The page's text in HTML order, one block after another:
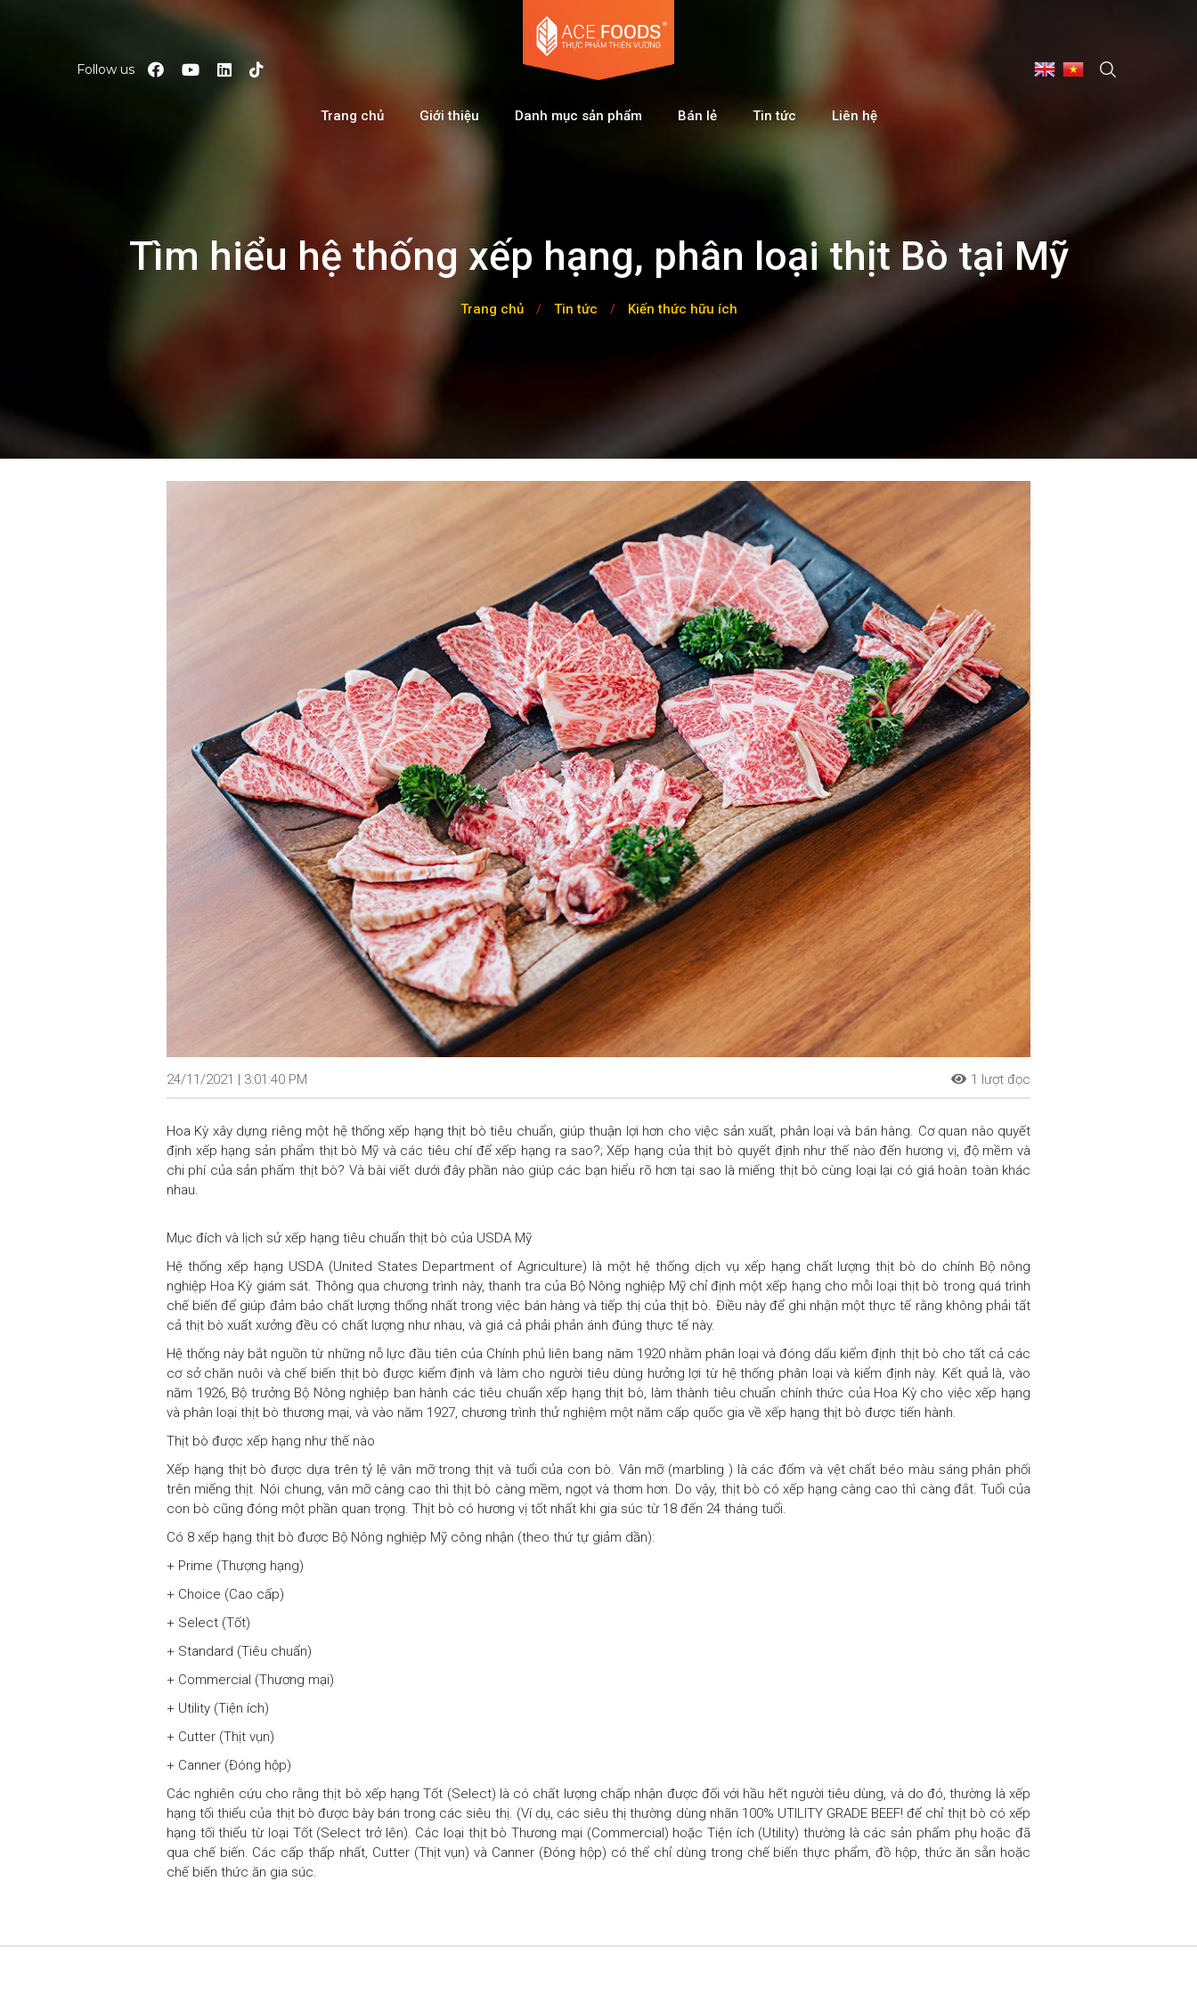
Follow us
Trang chủ Giới thiệu Danh mục sản phẩm Bán lẻ Tin tức Liên hệ
Tìm hiểu hệ thống xếp hạng, phân loại thịt Bò tại Mỹ
Trang chủ / Tin tức / Kiến thức hữu ích
24/11/2021 | 3:01:40 PM 1 lượt đọc
Hoa Kỳ xây dựng riêng một hệ thống xếp hạng thịt bò tiêu chuẩn, giúp thuận lợi hơn cho việc sản xuất, phân loại và bán hàng. Cơ quan nào quyết
định xếp hạng sản phẩm thịt bò Mỹ và các tiêu chí để xếp hạng ra sao?; Xếp hạng của thịt bò quyết định như thế nào đến hương vị, độ mềm và
chi phí của sản phẩm thịt bò? Và bài viết dưới đây phần nào giúp các bạn hiểu rõ hơn tại sao là miếng thịt bò cùng loại lại có giá hoàn toàn khác
nhau.
Mục đích và lịch sử xếp hạng tiêu chuẩn thịt bò của USDA Mỹ
Hệ thống xếp hạng USDA (United States Department of Agriculture) là một hệ thống dịch vụ xếp hạng chất lượng thịt bò do chính Bộ nông
nghiệp Hoa Kỳ giám sát. Thông qua chương trình này, thanh tra của Bộ Nông nghiệp Mỹ chỉ định một xếp hạng cho mỗi loại thịt bò trong quá trình
chế biến để giúp đảm bảo chất lượng thống nhất trong việc bán hàng và tiếp thị của thịt bò. Điều này để ghi nhận một thực tế rằng không phải tất
cả thịt bò xuất xưởng đều có chất lượng như nhau, và giá cả phải phản ánh đúng thực tế này.
Hệ thống này bắt nguồn từ những nỗ lực đầu tiên của Chính phủ liên bang năm 1920 nhằm phân loại và đóng dấu kiểm định thịt bò cho tất cả các
cơ sở chăn nuôi và chế biến thịt bò được kiểm định và làm cho người tiêu dùng hưởng lợi từ hệ thống phân loại và kiểm định này. Kết quả là, vào
năm 1926, Bộ trưởng Bộ Nông nghiệp ban hành các tiêu chuẩn xếp hạng thịt bò, làm thành tiêu chuẩn chính thức của Hoa Kỳ cho việc xếp hạng
và phân loại thịt bò thương mại, và vào năm 1927, chương trình thử nghiệm một năm cấp quốc gia về xếp hạng thịt bò được tiến hành.
Thịt bò được xếp hạng như thế nào
Xếp hạng thịt bò được dựa trên tỷ lệ vân mỡ trong thịt và tuổi của con bò. Vân mỡ (marbling ) là các đốm và vệt chất béo màu sáng phân phối
trên miếng thịt. Nói chung, vân mỡ càng cao thì thịt bò càng mềm, ngọt và thơm hơn. Do vậy, thịt bò có xếp hạng càng cao thì càng đắt. Tuổi của
con bò cũng đóng một phần quan trọng. Thịt bò có hương vị tốt nhất khi gia súc từ 18 đến 24 tháng tuổi.
Có 8 xếp hạng thịt bò được Bộ Nông nghiệp Mỹ công nhận (theo thứ tự giảm dần):
+ Prime (Thượng hạng)
+ Choice (Cao cấp)
+ Select (Tốt)
+ Standard (Tiêu chuẩn)
+ Commercial (Thương mại)
+ Utility (Tiện ích)
+ Cutter (Thịt vụn)
+ Canner (Đóng hộp)
Các nghiên cứu cho rằng thịt bò xếp hạng Tốt (Select) là có chất lượng chấp nhận được đối với hầu hết người tiêu dùng, và do đó, thường là xếp
hạng tối thiểu của thịt bò được bày bán trong các siêu thị. (Ví dụ, các siêu thị thường dùng nhãn 100% UTILITY GRADE BEEF! để chỉ thịt bò có xếp
hạng tối thiểu từ loại Tốt (Select trở lên). Các loại thịt bò Thương mại (Commercial) hoặc Tiện ích (Utility) thường là các sản phẩm phụ hoặc đã
qua chế biến. Các cấp thấp nhất, Cutter (Thịt vụn) và Canner (Đóng hộp) có thể chỉ dùng trong chế biến thực phẩm, đồ hộp, thức ăn sẵn hoặc
chế biến thức ăn gia súc.